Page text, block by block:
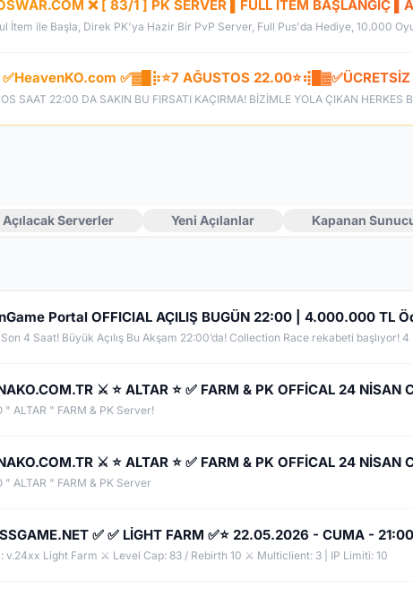
❌ [ 83/1 ] PK SERVER ▌FULL ITEM BAŞLANGIÇ
İtem ile Başla, Direk PK'ya Hazir Bir PvP Server, Full Pus'da Hediye, 10.000
Açılacak Serverler Yeni Açılanlar Kapanan
Portal OFFICIAL AÇILIŞ BUGÜN 22:00 | 4.000.000 TL
⚔️ ⭐ ALTAR ⭐ ✅ FARM & PK OFFİCAL 24 NİSAN
" ALTAR " FARM & PK Server!
⚔️ ⭐ ALTAR ⭐ ✅ FARM & PK OFFİCAL 24 NİSAN
" ALTAR " FARM & PK Server
✅ ✅ LİGHT FARM ✅⭐ 22.05.2026 - CUMA -
v.24xx Light Farm ⚔️ Level Cap: 83 / Rebirth 10 ⚔️ Multiclient: 3 | IP Limiti: 10